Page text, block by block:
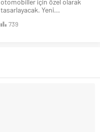
tasarlayacak. Yeni...
739